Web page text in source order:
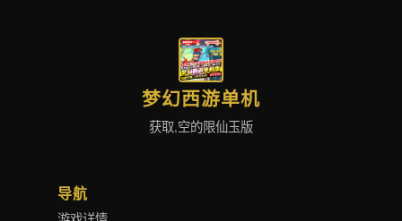
梦幻西游单机
获取,空的限仙玉版
导航